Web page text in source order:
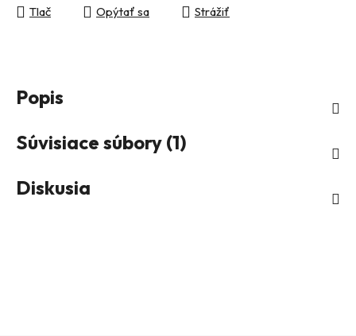
Tlač Opýtať sa Strážiť
Popis
Súvisiace súbory (1)
Diskusia